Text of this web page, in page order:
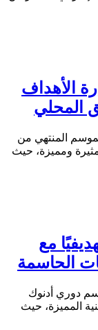
الأهداف
المحلي
المنتهي من
ومميزة، حيث
مع
الحاسمة
دوري أدنوك
المميزة، حيث